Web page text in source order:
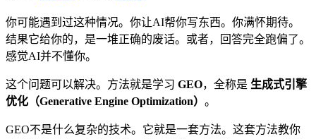
你可能遇到过这种情况。你让AI帮你写东西。你满怀期待。
结果它给你的，是一堆正确的废话。或者，回答完全跑偏了。
感觉AI并不懂你。
这个问题可以解决。方法就是学习 GEO，全称是 生成式引擎
优化（Generative Engine Optimization） 。
GEO不是什么复杂的技术。它就是一套方法。这套方法教你